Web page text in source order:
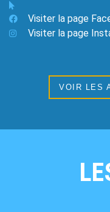
Visiter la page
Visiter la page
VOIR LES